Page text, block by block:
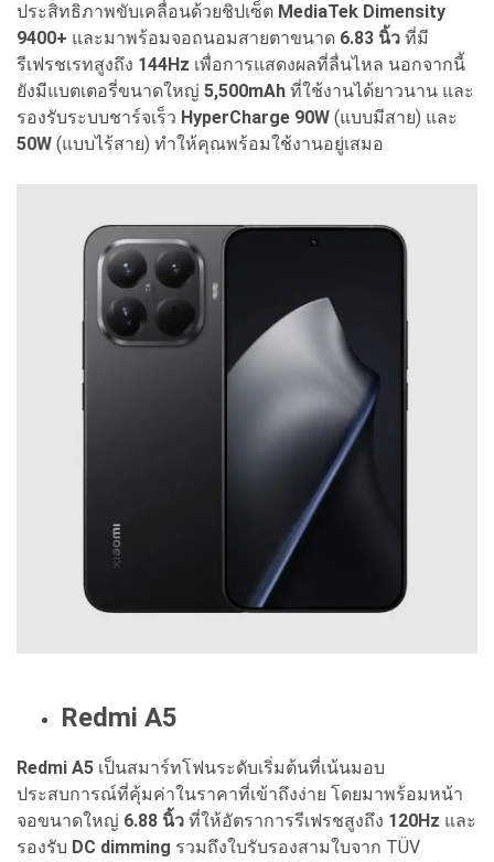
ประสิทธิภาพขับเคลื่อนด้วยชิปเซ็ต MediaTek Dimensity
9400+ และมาพร้อมจอถนอมสายตาขนาด 6.83 นิ้ว ที่มี
รีเฟรชเรทสูงถึง 144Hz เพื่อการแสดงผลที่ลื่นไหล นอกจากนี้
ยังมีแบตเตอรี่ขนาดใหญ่ 5,500mAh ที่ใช้งานได้ยาวนาน และ
รองรับระบบชาร์จเร็ว HyperCharge 90W (แบบมีสาย) และ
50W (แบบไร้สาย) ทำให้คุณพร้อมใช้งานอยู่เสมอ
Redmi A5
Redmi A5 เป็นสมาร์ทโฟนระดับเริ่มต้นที่เน้นมอบ
ประสบการณ์ที่คุ้มค่าในราคาที่เข้าถึงง่าย โดยมาพร้อมหน้า
จอขนาดใหญ่ 6.88 นิ้ว ที่ให้อัตราการรีเฟรชสูงถึง 120Hz และ
รองรับ DC dimming รวมถึงใบรับรองสามใบจาก TÜV